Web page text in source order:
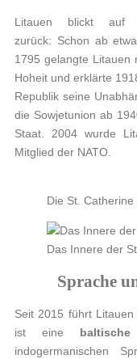
Litauen blickt
zurück: Schon ab
1795 gelangte Litauen
Hoheit und erklärte
Republik seine
die Sowjetunion ab
Staat. 2004 wurde
Mitglied der NATO.
Die St. Catherine
Das Innere der
Sprache
Seit 2015 führt Litauen
ist eine
indogermanischen